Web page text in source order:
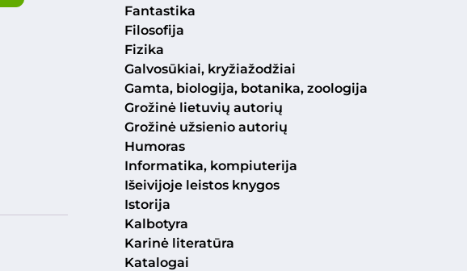
Fantastika
Filosofija
Fizika
Galvosūkiai, kryžiažodžiai
Gamta, biologija, botanika, zoologija
Grožinė lietuvių autorių
Grožinė užsienio autorių
Humoras
Informatika, kompiuterija
Išeivijoje leistos knygos
Istorija
Kalbotyra
Karinė literatūra
Katalogai